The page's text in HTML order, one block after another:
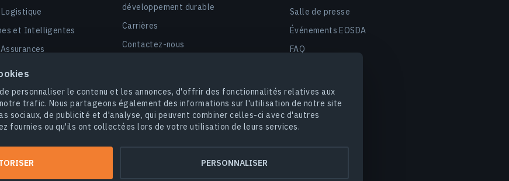
personnaliser le contenu et les annonces, d'offrir des fonctionnalités relatives aux
trafic. Nous partageons également des informations sur l'utilisation de notre site
sociaux, de publicité et d'analyse, qui peuvent combiner celles-ci avec d'autres
fournies ou qu'ils ont collectées lors de votre utilisation de leurs services.
PERSONNALISER
et Intelligentes
et dMRV
développement durable
Carrières
Contactez-nous
Salle de presse
Événements EOSDA
FAQ
© 2026 EOS Data Analytics,Inc. Tous droits réservés.